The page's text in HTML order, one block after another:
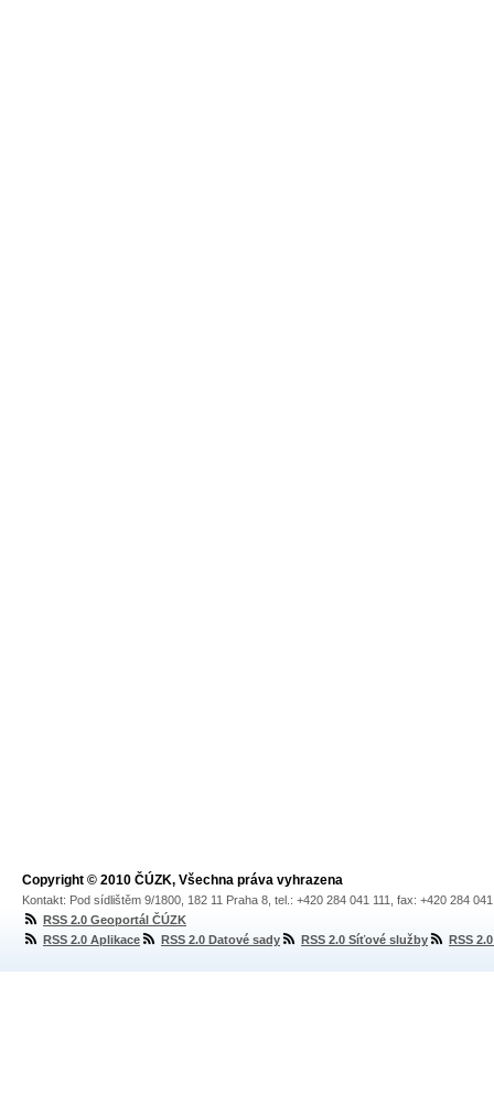
Copyright © 2010 ČÚZK, Všechna práva vyhrazena
Kontakt: Pod sídlištěm 9/1800, 182 11 Praha 8, tel.: +420 284 041 111, fax: +420 284
RSS 2.0 Geoportál ČÚZK
RSS 2.0 Aplikace
RSS 2.0 Datové sady RSS 2.0 Síťové služby RSS